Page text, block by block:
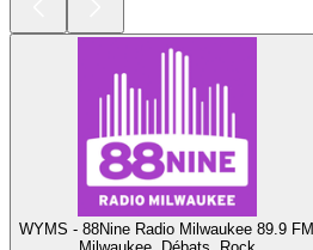
WYMS - 88Nine Radio Milwaukee 89.9 FM